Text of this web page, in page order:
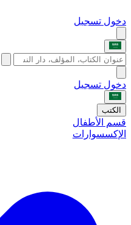
دخول تسجيل
دخول تسجيل
الكتب
قسم الأطفال
الإكسسوارات